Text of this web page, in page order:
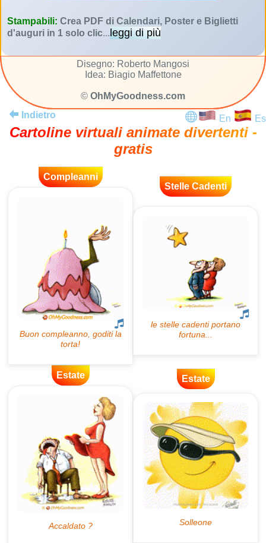
Stampabili: Crea PDF di Calendari, Poster e Biglietti
d'auguri in 1 solo clic...leggi di più
Disegno: Roberto Mangosi
Idea: Biagio Maffettone
© OhMyGoodness.com
Indietro
En Es
Cartoline virtuali animate divertenti -
gratis
Compleanni
Stelle Cadenti
Estate Estate